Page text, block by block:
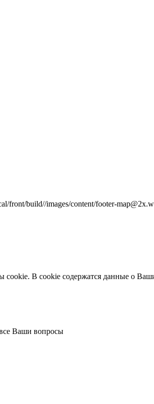
front/build//images/content/footer-
cookie. В cookie содержатся данные о
Ваши вопросы